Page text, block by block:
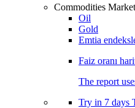
Commodities Market
Oil
Gold
Emtia
Faiz oranı
The report
Try in 7 days